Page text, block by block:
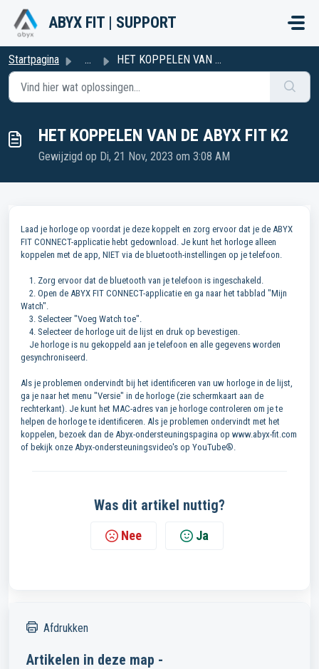
Doorgaan naar hoofdinhoud
ABYX FIT | SUPPORT
Startpagina ... HET KOPPELEN VAN DE ABYX FIT K2
HET KOPPELEN VAN DE ABYX FIT K2
Gewijzigd op Di, 21 Nov, 2023 om 3:08 AM
Laad je horloge op voordat je deze koppelt en zorg ervoor dat je de ABYX
FIT CONNECT-applicatie hebt gedownload. Je kunt het horloge alleen
koppelen met de app, NIET via de bluetooth-instellingen op je telefoon.
1. Zorg ervoor dat de bluetooth van je telefoon is ingeschakeld.
2. Open de ABYX FIT CONNECT-applicatie en ga naar het tabblad "Mijn
Watch".
3. Selecteer "Voeg Watch toe".
4. Selecteer de horloge uit de lijst en druk op bevestigen.
Je horloge is nu gekoppeld aan je telefoon en alle gegevens worden
gesynchroniseerd.
Als je problemen ondervindt bij het identificeren van uw horloge in de lijst,
ga je naar het menu "Versie" in de horloge (zie schermkaart aan de
rechterkant). Je kunt het MAC-adres van je horloge controleren om je te
helpen de horloge te identificeren. Als je problemen ondervindt met het
koppelen, bezoek dan de Abyx-ondersteuningspagina op www.abyx-fit.com
of bekijk onze Abyx-ondersteuningsvideo's op YouTube®.
Was dit artikel nuttig?
Nee Ja
Afdrukken
Artikelen in deze map -